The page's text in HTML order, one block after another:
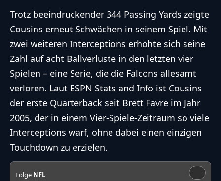
Trotz beeindruckender 344 Passing Yards zeigte
Cousins erneut Schwächen in seinem Spiel. Mit
zwei weiteren Interceptions erhöhte sich seine
Zahl auf acht Ballverluste in den letzten vier
Spielen – eine Serie, die die Falcons allesamt
verloren. Laut ESPN Stats and Info ist Cousins
der erste Quarterback seit Brett Favre im Jahr
2005, der in einem Vier-Spiele-Zeitraum so viele
Interceptions warf, ohne dabei einen einzigen
Touchdown zu erzielen.
Folge NFL